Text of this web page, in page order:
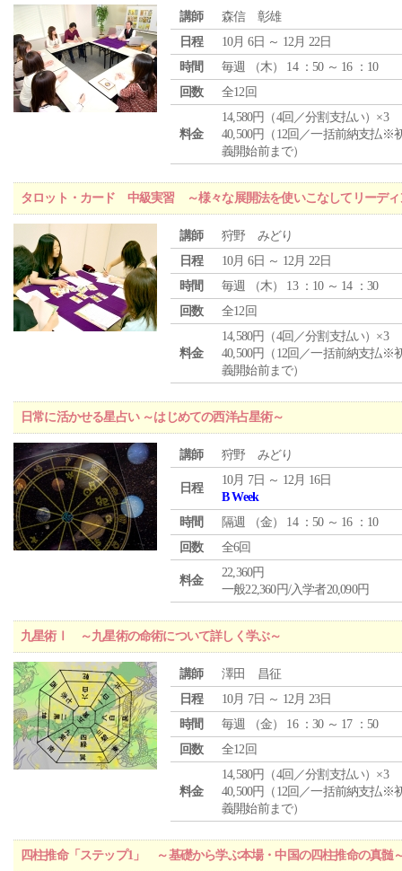
講師
森信 彰雄
日程
10月 6日 ～ 12月 22日
時間
毎週 （木） 14 ：50 ～ 16 ：10
回数
全12回
料金
14,580円（4回／分割支払い）×3
40,500円（12回／一括前納支払※
義開始前まで）
タロット・カード 中級実習 ～様々な展開法を使いこなしてリーディ
講師
狩野 みどり
日程
10月 6日 ～ 12月 22日
時間
毎週 （木） 13 ：10 ～ 14 ：30
回数
全12回
料金
14,580円（4回／分割支払い）×3
40,500円（12回／一括前納支払※
義開始前まで）
日常に活かせる星占い ～はじめての西洋占星術～
講師 狩野 みどり
日程
10月 7日 ～ 12月 16日
B Week
時間
隔週 （金） 14 ：50 ～ 16 ：10
回数
全6回
料金
22,360円
一般22,360円/入学者20,090円
九星術Ⅰ ～九星術の命術について詳しく学ぶ～
講師
澤田 昌征
日程
10月 7日 ～ 12月 23日
時間
毎週 （金） 16 ：30 ～ 17 ：50
回数
全12回
料金
14,580円（4回／分割支払い）×3
40,500円（12回／一括前納支払※
義開始前まで）
四柱推命「ステップ1」 ～基礎から学ぶ本場・中国の四柱推命の真髄